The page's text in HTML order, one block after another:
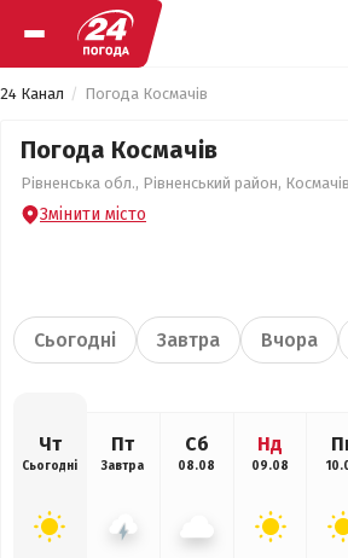
24 Канал Погода Космачів
Погода Космачів
Рівненська обл., Рівненський район,
Змінити місто
Сьогодні Завтра Вчора
Чт
Сьогодні
Пт
Завтра
Сб
08.08
Нд
09.08